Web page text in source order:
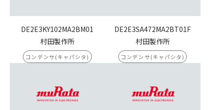
DE2E3KY102MA2BM01
村田製作所
コンデンサ(キャパシタ)
DE2E3SA472MA2BT01F
村田製作所
コンデンサ(キャパシタ)